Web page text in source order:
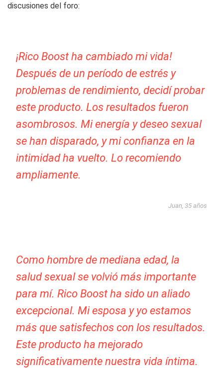
discusiones del foro:
¡Rico Boost ha cambiado mi vida!
Después de un período de estrés y
problemas de rendimiento, decidí probar
este producto. Los resultados fueron
asombrosos. Mi energía y deseo sexual
se han disparado, y mi confianza en la
intimidad ha vuelto. Lo recomiendo
ampliamente.
Juan, 35 años
Como hombre de mediana edad, la
salud sexual se volvió más importante
para mí. Rico Boost ha sido un aliado
excepcional. Mi esposa y yo estamos
más que satisfechos con los resultados.
Este producto ha mejorado
significativamente nuestra vida íntima.